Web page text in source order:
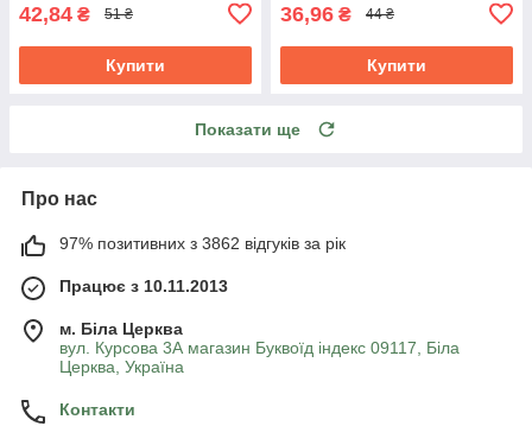
42,84 ₴ 51 ₴
Купити
36,96 ₴ 44 ₴
Купити
Показати ще
Про нас
97% позитивних з 3862 відгуків за рік
Працює з 10.11.2013
м. Біла Церква
вул. Курсова 3А магазин Буквоїд індекс 09117, Біла
Церква, Україна
Контакти